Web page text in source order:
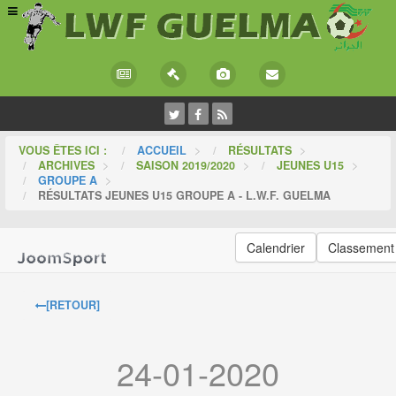
VOUS ÊTES ICI : ACCUEIL > RÉSULTATS >
ARCHIVES > SAISON 2019/2020 > JEUNES U15 >
GROUPE A >
RÉSULTATS JEUNES U15 GROUPE A - L.W.F. GUELMA
Calendrier Classement
[RETOUR]
24-01-2020